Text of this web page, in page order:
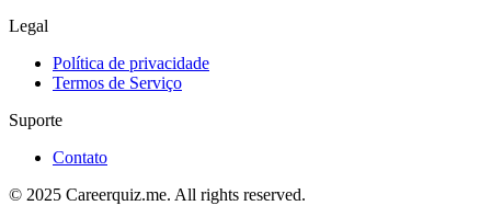
Legal
Política de privacidade
Termos de Serviço
Suporte
Contato
© 2025 Careerquiz.me. All rights reserved.